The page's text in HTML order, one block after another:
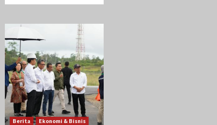
Berita Ekonomi & Bisnis